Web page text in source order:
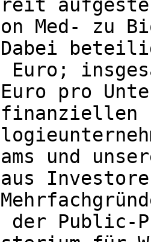
Med- zu
Dabei
Euro;
pro
finanziellen
und
aus
der Public-